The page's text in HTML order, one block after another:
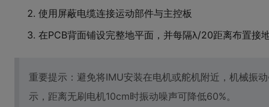
使用屏蔽电缆连接运动部件与主控板
在PCB背面铺设完整地平面，并每隔λ/20距离布置接
重要提示：避免将IMU安装在电机或舵机附近，机械振
示，距离无刷电机10cm时振动噪声可降低60%。